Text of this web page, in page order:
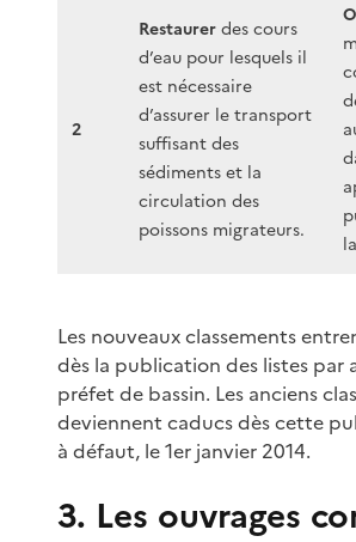
2
Restaurerdes cours
d’eau pour lesquels il
est nécessaire
d’assurer le transport
suffisant des
sédiments et la
circulation des
poissons migrateurs.
Les nouveaux classements
dès la publication des listes par
préfet de bassin. Les anciens
deviennent caducs dès cette
à défaut, le 1er janvier 2014.
3. Les ouvrages